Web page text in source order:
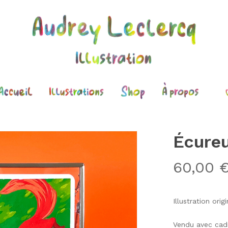
Cart
60,00
Illustration
Vendu avec